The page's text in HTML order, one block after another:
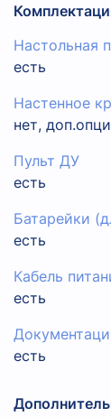
Настольная
есть
Настенное
нет,
Пульт ДУ
есть
Батарейки
есть
Кабель
есть
есть